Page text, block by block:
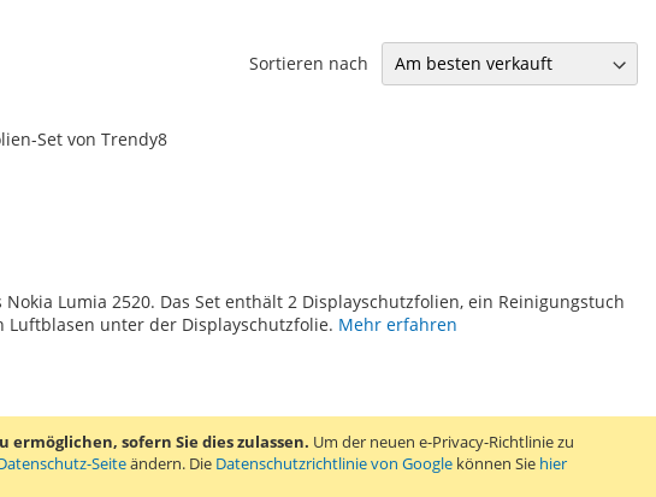
sofern Sie dies zulassen. Um der neuen e-Privacy-Richtlinie zu
Seiteändern. Die Datenschutzrichtlinie von Google können Sie hier
Sortieren nach
Set von Trendy8
Lumia 2520. Das Set enthält 2 Displayschutzfolien, ein Reinigungstuch
Luftblasen unter der Displayschutzfolie. Mehr erfahren